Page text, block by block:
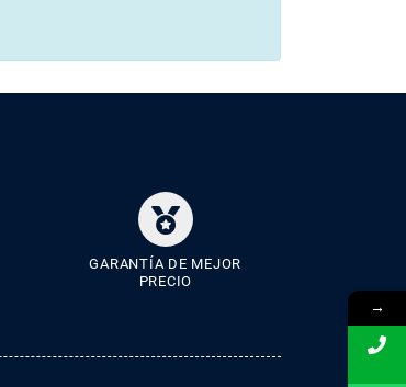
→
GARANTÍA DE MEJOR
PRECIO